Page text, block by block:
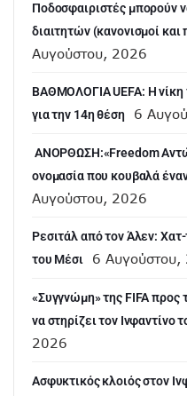
Ποδοσφαιριστές μπορούν
διαιτητών (κανονισμοί
Αυγούστου, 2026
ΒΑΘΜΟΛΟΓΙΑ UEFA: Η νίκη
για την 14η θέση
6
ANOΡΘΩΣΗ:«Freedom
ονομασία που κουβαλά
Αυγούστου, 2026
Ρεσιτάλ από τον Άλεν:
του Μέσι
6 Αυγούστου,
«Συγγνώμη» της FIFA προς
να στηρίζει τον Ινφαντίνο
2026
Ασφυκτικός κλοιός στον